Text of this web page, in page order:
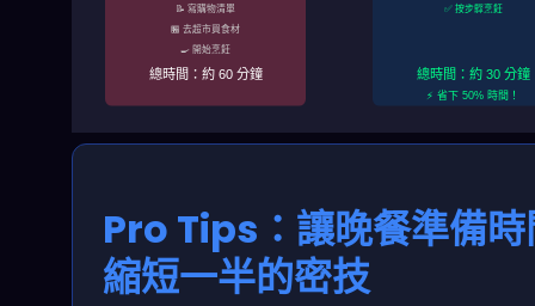
📝 寫購物清單
🏪 去超市買食材
🍳 開始烹飪
總時間：約 60 分鐘
✅ 按步驟烹飪
總時間：約 30 分鐘
⚡ 省下 50% 時間！
Pro Tips：讓晚餐準備
縮短一半的密技